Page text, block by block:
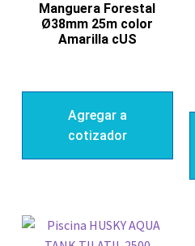
Manguera Forestal
Ø38mm 25m color
Amarilla cUS
Agregar a
cotizador